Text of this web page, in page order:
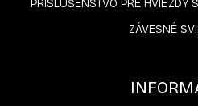
PRÍSLUŠENSTVO PRE HVIEZDY
ZÁVESNÉ